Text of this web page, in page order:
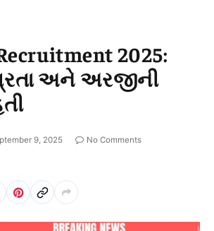
2025:
અને અરજીની
9, 2025
No Comments